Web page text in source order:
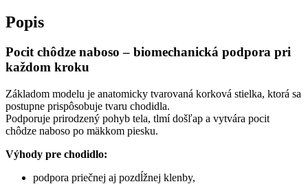
Popis
Pocit chôdze naboso – biomechanická podpora pri
každom kroku
Základom modelu je anatomicky tvarovaná korková stielka, ktorá sa
postupne prispôsobuje tvaru chodidla.
Podporuje prirodzený pohyb tela, tlmí došľap a vytvára pocit
chôdze naboso po mäkkom piesku.
Výhody pre chodidlo:
podpora priečnej aj pozdĺžnej klenby,